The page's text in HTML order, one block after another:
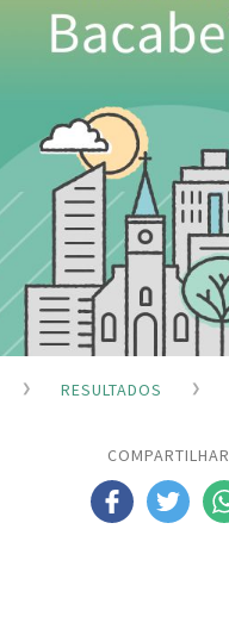
RESULTADOS
COMPARTILHAR